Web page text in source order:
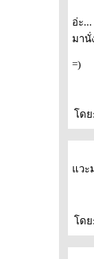
อ่ะ...
มานั่
=)
ดย
วะม
ดย: